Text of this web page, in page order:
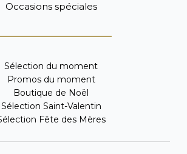
Occasions spéciales
Sélection du moment
Promos du moment
Boutique de Noël
Sélection Saint-Valentin
Fête des Mères